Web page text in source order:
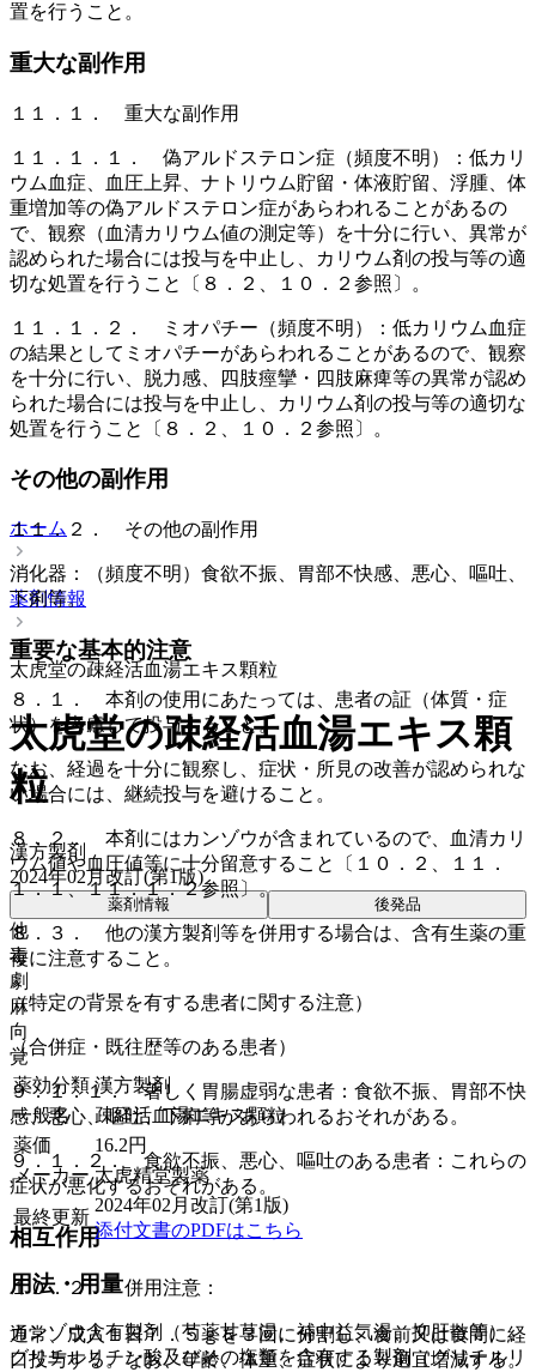
置を行うこと。
重大な副作用
１１．１． 重大な副作用
１１．１．１． 偽アルドステロン症（頻度不明）：低カリ
ウム血症、血圧上昇、ナトリウム貯留・体液貯留、浮腫、体
重増加等の偽アルドステロン症があらわれることがあるの
で、観察（血清カリウム値の測定等）を十分に行い、異常が
認められた場合には投与を中止し、カリウム剤の投与等の適
切な処置を行うこと〔８．２、１０．２参照〕。
１１．１．２． ミオパチー（頻度不明）：低カリウム血症
の結果としてミオパチーがあらわれることがあるので、観察
を十分に行い、脱力感、四肢痙攣・四肢麻痺等の異常が認め
られた場合には投与を中止し、カリウム剤の投与等の適切な
処置を行うこと〔８．２、１０．２参照〕。
その他の副作用
１１．２． その他の副作用
消化器：（頻度不明）食欲不振、胃部不快感、悪心、嘔吐、
下痢等。
重要な基本的注意
８．１． 本剤の使用にあたっては、患者の証（体質・症
状）を考慮して投与すること。
なお、経過を十分に観察し、症状・所見の改善が認められな
い場合には、継続投与を避けること。
８．２． 本剤にはカンゾウが含まれているので、血清カリ
ウム値や血圧値等に十分留意すること〔１０．２、１１．
１．１、１１．１．２参照〕。
８．３． 他の漢方製剤等を併用する場合は、含有生薬の重
複に注意すること。
（特定の背景を有する患者に関する注意）
（合併症・既往歴等のある患者）
９．１．１． 著しく胃腸虚弱な患者：食欲不振、胃部不快
感、悪心、嘔吐、下痢等があらわれるおそれがある。
９．１．２． 食欲不振、悪心、嘔吐のある患者：これらの
症状が悪化するおそれがある。
相互作用
１０．２． 併用注意：
カンゾウ含有製剤（芍薬甘草湯、補中益気湯、抑肝散等）、
グリチルリチン酸及びその塩類を含有する製剤（グリチルリ
ホーム
薬剤情報
太虎堂の疎経活血湯エキス顆粒
太虎堂の疎経活血湯エキス顆
粒
漢方製剤
2024年02月改訂(第1版)
薬剤情報 後発品
他
毒
劇
麻
向
覚
薬効分類 漢方製剤
一般名
疎経活血湯エキス顆粒
薬価
16.2円
メーカー 太虎精堂製薬
最終更新
2024年02月改訂(第1版)
添付文書のPDFはこちら
用法・用量
通常、成人１日７．５ｇを３回に分割し、食前又は食間に経
口投与する。なお、年齢、体重、症状により適宜増減する。